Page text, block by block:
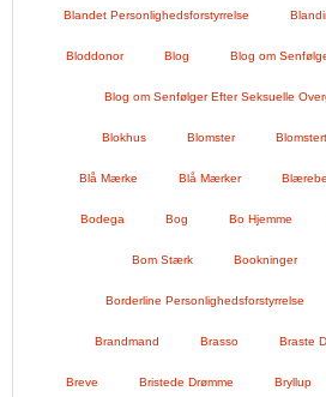
Blandet Personlighedsforstyrrelse
Bloddonor Blog Blog om
Blog om Senfølger Efter Seksuelle
Blokhus Blomster
Blå Mærke Blå Mærker
Bodega Bog Bo Hjemme
Bom Stærk Bookninger
Borderline Personlighedsforstyrrelse
Brandmand Brasso Braste
Breve Bristede Drømme Bryllup